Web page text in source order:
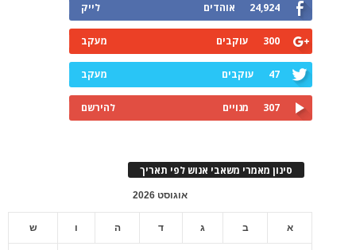
24,924 אוהדים לייק
300 עוקבים מעקב
47 עוקבים מעקב
307 מנויים להירשם
סינון מאמרי משאבי אנוש לפי תאריך
אוגוסט 2026
א ב ג ד ה ו ש